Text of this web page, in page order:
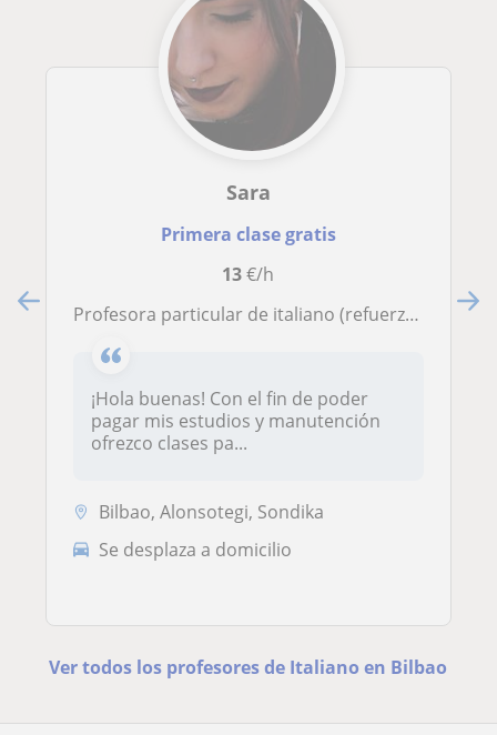
Sara
Primera clase gratis
13€/h
Profesora particular de italiano (refuerzo en conversacion)
¡Hola buenas! Con el fin de poder
pagar mis estudios y manutención
ofrezco clases pa...
Bilbao, Alonsotegi, Sondika
Se desplaza a domicilio
Ver todos los profesores de Italiano en Bilbao